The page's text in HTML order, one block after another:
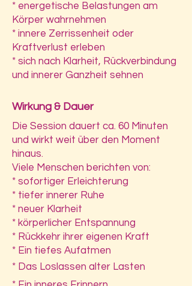
* energetische Belastungen am
Körper wahrnehmen
* innere Zerrissenheit oder
Kraftverlust erleben
* sich nach Klarheit, Rückverbindung
und innerer Ganzheit sehnen
Wirkung & Dauer
Die Session dauert ca. 60 Minuten
und wirkt weit über den Moment
hinaus.
Viele Menschen berichten von:
* sofortiger Erleichterung
* tiefer innerer Ruhe
* neuer Klarheit
* körperlicher Entspannung
* Rückkehr ihrer eigenen Kraft
* Ein tiefes Aufatmen
* Das Loslassen alter Lasten